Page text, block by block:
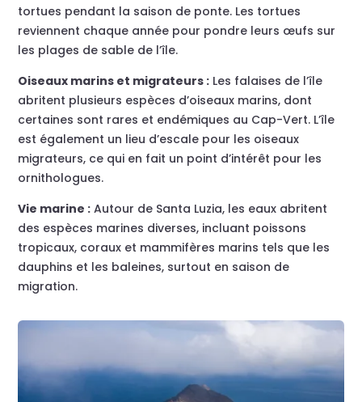
tortues pendant la saison de ponte. Les tortues
reviennent chaque année pour pondre leurs œufs sur
les plages de sable de l’île.
Oiseaux marins et migrateurs : Les falaises de l’île
abritent plusieurs espèces d’oiseaux marins, dont
certaines sont rares et endémiques au Cap-Vert. L’île
est également un lieu d’escale pour les oiseaux
migrateurs, ce qui en fait un point d’intérêt pour les
ornithologues.
Vie marine : Autour de Santa Luzia, les eaux abritent
des espèces marines diverses, incluant poissons
tropicaux, coraux et mammifères marins tels que les
dauphins et les baleines, surtout en saison de
migration.